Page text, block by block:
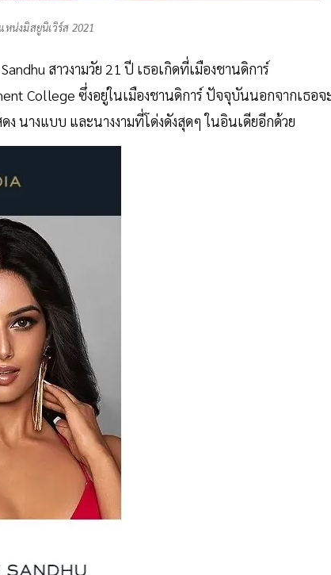
น่งมิสยูนิเวิร์ส 2021
สาวงามวัย 21 ปี เธอเกิดที่เมืองชานดิการ์
College ซึ่งอยู่ในเมืองชานดิการ์ ปัจจุบันนอกจากเธอจ
นางแบบ และนางงามที่โด่งดังสุดๆ ในอินเดียอีกด้วย